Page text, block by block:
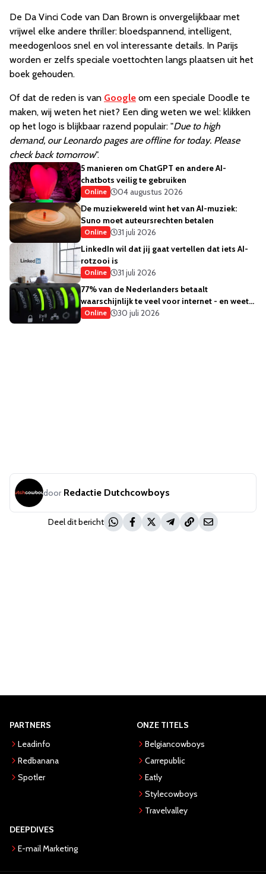
De Da Vinci Code van Dan Brown is onvergelijkbaar met
vrijwel elke andere thriller: bloedspannend, intelligent,
meedogenloos snel en vol interessante details. In Parijs
worden er zelfs speciale voettochten langs plaatsen uit het
boek gehouden.
Of dat de reden is van Google om een speciale Doodle te
maken, wij weten het niet? Een ding weten we wel: klikken
op het logo is blijkbaar razend populair: "Due to high
demand, our Leonardo pages are offline for today. Please
check back tomorrow".
5 manieren om ChatGPT en andere AI-
chatbots veilig te gebruiken
Online
04 augustus 2026
De muziekwereld wint het van AI-muziek:
Suno moet auteursrechten betalen
Online
31 juli 2026
LinkedIn wil dat jij gaat vertellen dat iets AI-
rotzooi is
Online
31 juli 2026
77% van de Nederlanders betaalt
waarschijnlijk te veel voor internet - en weet
het ook
Online 30 juli 2026
door Redactie Dutchcowboys
Deel dit bericht
PARTNERS
Leadinfo
Redbanana
Spotler
ONZE TITELS
Belgiancowboys
Carrepublic
Eatly
Stylecowboys
Travelvalley
DEEPDIVES
E-mail Marketing